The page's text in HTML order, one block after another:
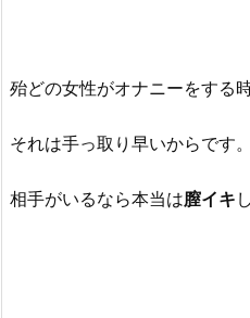
殆どの女性がオナニーをする
それは手っ取り早いからです。
相手がいるなら本当は膣イキ